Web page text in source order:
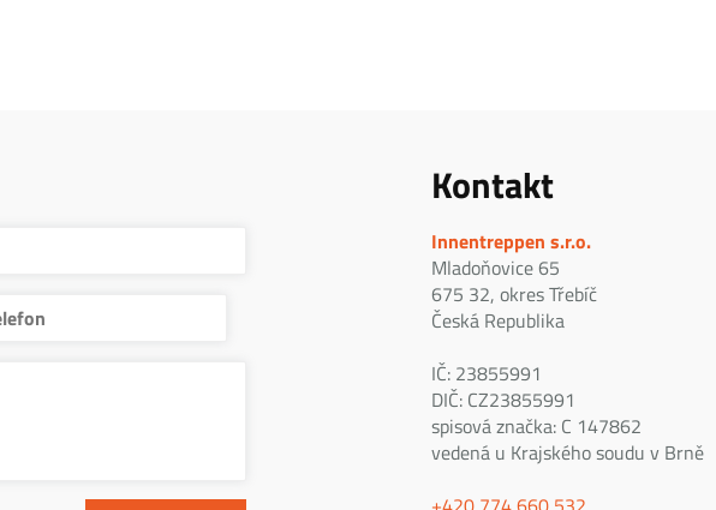
Kontakt
Innentreppen s.r.o.
Mladoňovice 65
675 32, okres Třebíč
Česká Republika
IČ: 23855991
DIČ: CZ23855991
spisová značka: C 147862
vedená u Krajského soudu v Brně